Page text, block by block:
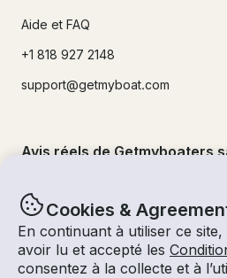
Cookies &
En continuant à utiliser ce
avoir lu et accepté les
consentez à la collecte et à
Aide et FAQ
+1 818 927 2148
support@getmyboat.com
Avis réels de Getmyboaters